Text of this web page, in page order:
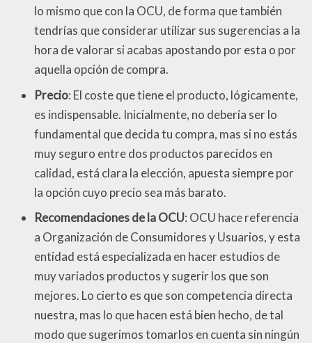
lo mismo que con la OCU, de forma que también
tendrías que considerar utilizar sus sugerencias a la
hora de valorar si acabas apostando por esta o por
aquella opción de compra.
Precio: El coste que tiene el producto, lógicamente,
es indispensable. Inicialmente, no debería ser lo
fundamental que decida tu compra, mas si no estás
muy seguro entre dos productos parecidos en
calidad, está clara la elección, apuesta siempre por
la opción cuyo precio sea más barato.
Recomendaciones de la OCU: OCU hace referencia
a Organización de Consumidores y Usuarios, y esta
entidad está especializada en hacer estudios de
muy variados productos y sugerir los que son
mejores. Lo cierto es que son competencia directa
nuestra, mas lo que hacen está bien hecho, de tal
modo que sugerimos tomarlos en cuenta sin ningún